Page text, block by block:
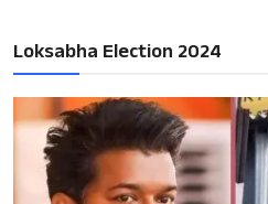
Loksabha Election 2024